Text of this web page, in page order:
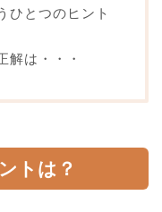
ひとつのヒント
解は・・・
トは？